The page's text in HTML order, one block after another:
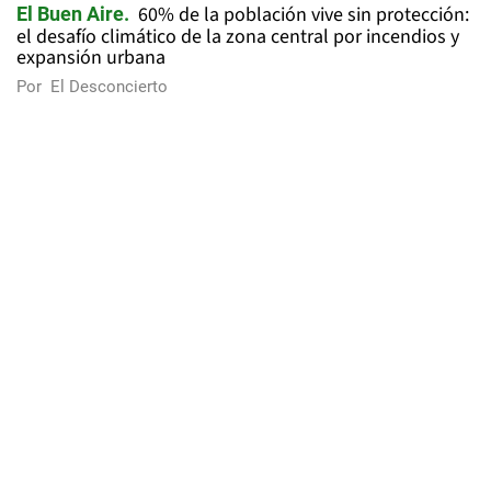
El Buen Aire
60% de la población vive sin protección:
el desafío climático de la zona central por incendios y
expansión urbana
Por El Desconcierto